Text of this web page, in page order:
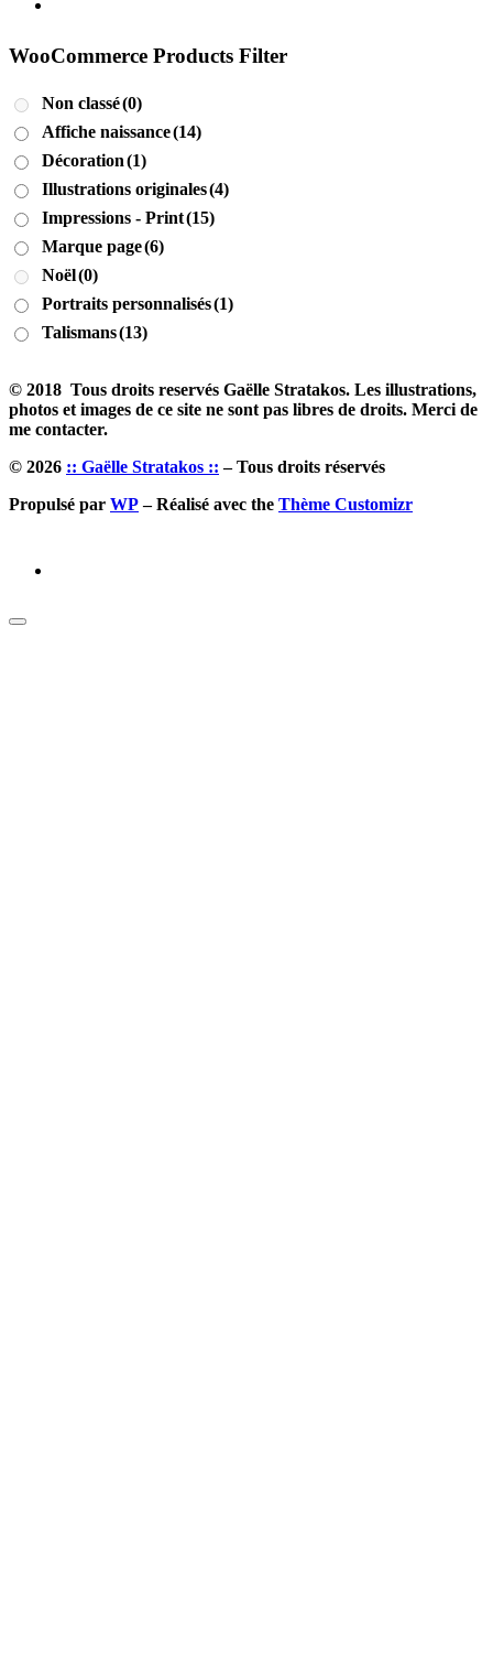
WooCommerce Products Filter
Non classé(0)
Affiche naissance(14)
Décoration(1)
Illustrations originales(4)
Impressions - Print(15)
Marque page(6)
Noël(0)
Portraits personnalisés(1)
Talismans(13)
© 2018 Tous droits reservés Gaëlle Stratakos. Les illustrations,
photos et images de ce site ne sont pas libres de droits. Merci de
me contacter.
© 2026 :: Gaëlle Stratakos :: – Tous droits réservés
Propulsé par WP– Réalisé avec the Thème Customizr